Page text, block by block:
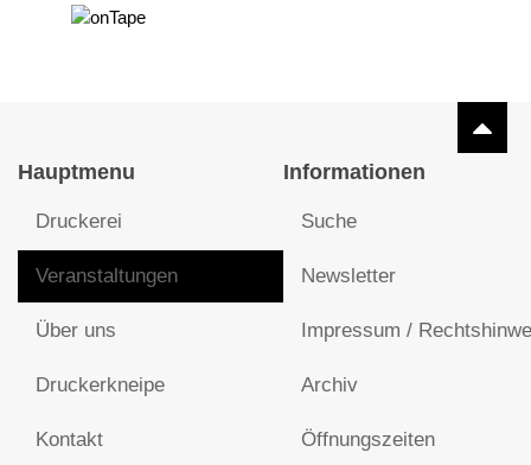
Hauptmenu
Druckerei
Veranstaltungen
Über uns
Druckerkneipe
Kontakt
Informationen
Suche
Newsletter
Impressum /
Archiv
Öffnungszeiten